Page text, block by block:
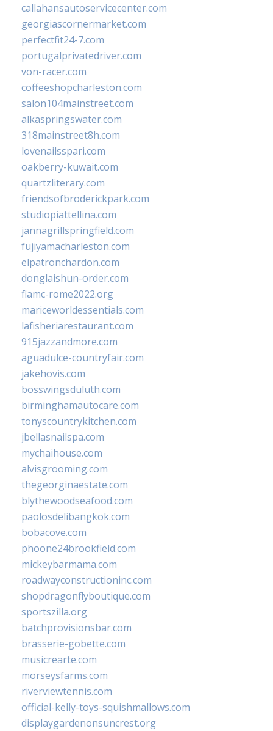
callahansautoservicecenter.com
georgiascornermarket.com
perfectfit24-7.com
portugalprivatedriver.com
von-racer.com
coffeeshopcharleston.com
salon104mainstreet.com
alkaspringswater.com
318mainstreet8h.com
lovenailsspari.com
oakberry-kuwait.com
quartzliterary.com
friendsofbroderickpark.com
studiopiattellina.com
jannagrillspringfield.com
fujiyamacharleston.com
elpatronchardon.com
donglaishun-order.com
fiamc-rome2022.org
mariceworldessentials.com
lafisheriarestaurant.com
915jazzandmore.com
aguadulce-countryfair.com
jakehovis.com
bosswingsduluth.com
birminghamautocare.com
tonyscountrykitchen.com
jbellasnailspa.com
mychaihouse.com
alvisgrooming.com
thegeorginaestate.com
blythewoodseafood.com
paolosdelibangkok.com
bobacove.com
phoone24brookfield.com
mickeybarmama.com
roadwayconstructioninc.com
shopdragonflyboutique.com
sportszilla.org
batchprovisionsbar.com
brasserie-gobette.com
musicrearte.com
morseysfarms.com
riverviewtennis.com
official-kelly-toys-squishmallows.com
displaygardenonsuncrest.org